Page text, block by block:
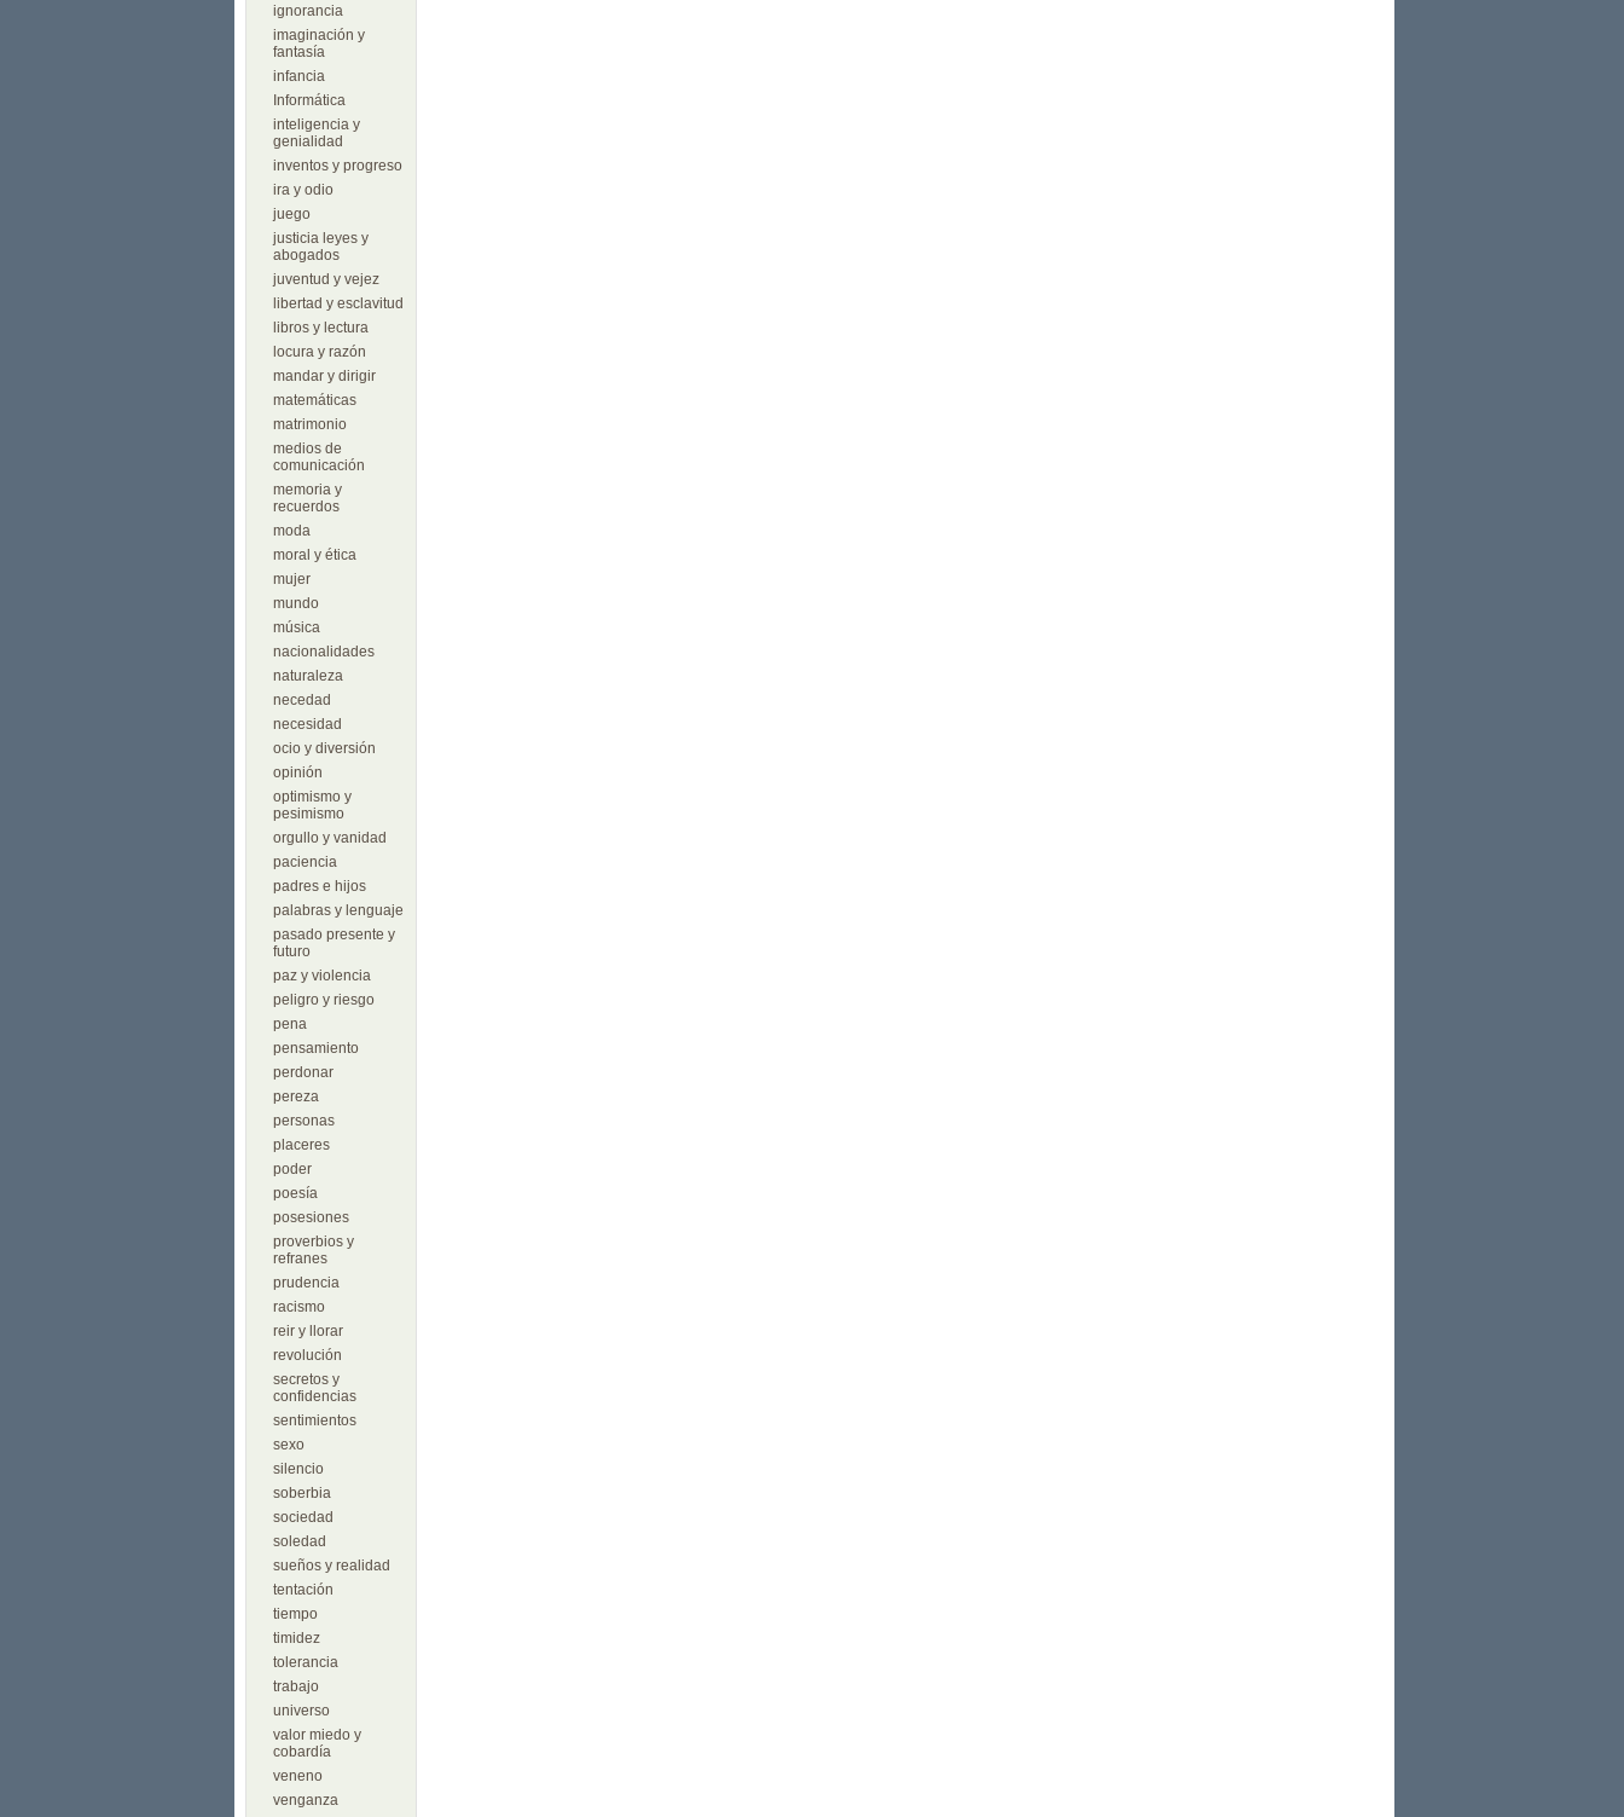
ignorancia
imaginación y
fantasía
infancia
Informática
inteligencia y
genialidad
inventos y progreso
ira y odio
juego
justicia leyes y
abogados
juventud y vejez
libertad y esclavitud
libros y lectura
locura y razón
mandar y dirigir
matemáticas
matrimonio
medios de
comunicación
memoria y
recuerdos
moda
moral y ética
mujer
mundo
música
nacionalidades
naturaleza
necedad
necesidad
ocio y diversión
opinión
optimismo y
pesimismo
orgullo y vanidad
paciencia
padres e hijos
palabras y lenguaje
pasado presente y
futuro
paz y violencia
peligro y riesgo
pena
pensamiento
perdonar
pereza
personas
placeres
poder
poesía
posesiones
proverbios y
refranes
prudencia
racismo
reir y llorar
revolución
secretos y
confidencias
sentimientos
sexo
silencio
soberbia
sociedad
soledad
sueños y realidad
tentación
tiempo
timidez
tolerancia
trabajo
universo
valor miedo y
cobardía
veneno
venganza